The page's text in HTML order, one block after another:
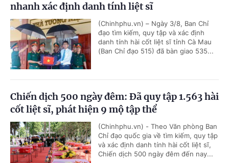
nhanh xác định danh tính liệt sĩ
(Chinhphu.vn) – Ngày 3/8, Ban Chỉ
đạo tìm kiếm, quy tập và xác định
danh tính hài cốt liệt sĩ tỉnh Cà Mau
(Ban Chỉ đạo 515) đã bàn giao 535...
Chiến dịch 500 ngày đêm: Đã quy tập 1.563 hài
cốt liệt sĩ, phát hiện 9 mộ tập thể
(Chinhphu.vn) - Theo Văn phòng Ban
Chỉ đạo quốc gia về tìm kiếm, quy tập
và xác định danh tính hài cốt liệt sĩ,
Chiến dịch 500 ngày đêm đến nay...